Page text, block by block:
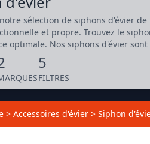
sélection de siphons d'évier
et propre. Trouvez le
optimale. Nos siphons d'évier
5
FILTRES
> Accessoires d'évier > Siphon